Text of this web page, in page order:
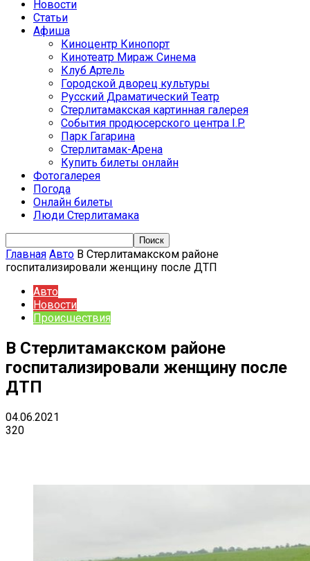
Новости
Статьи
Афиша
Киноцентр Кинопорт
Кинотеатр Мираж Синема
Клуб Артель
Городской дворец культуры
Русский Драматический Театр
Стерлитамакская картинная галерея
События продюсерского центра I.P.
Парк Гагарина
Стерлитамак-Арена
Купить билеты онлайн
Фотогалерея
Погода
Онлайн билеты
Люди Стерлитамака
Главная Авто В Стерлитамакском районе
госпитализировали женщину после ДТП
Авто
Новости
Происшествия
В Стерлитамакском районе
госпитализировали женщину после
ДТП
04.06.2021
320